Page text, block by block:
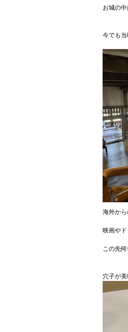
お城の
今でも
海外か
映画やド
この先
穴子が